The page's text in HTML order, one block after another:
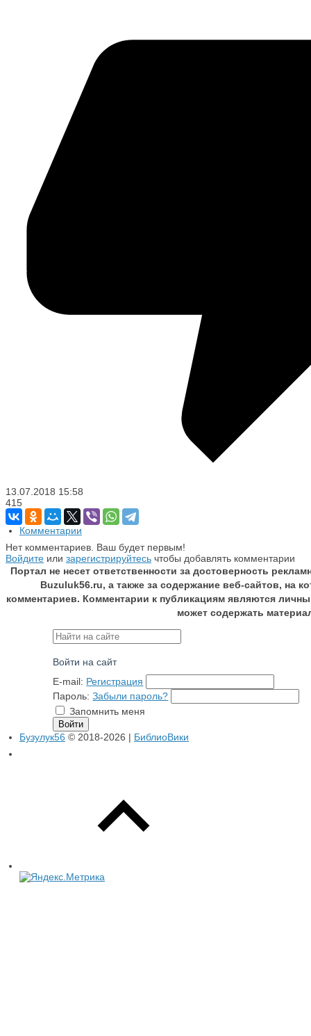
13.07.2018 15:58
415
Комментарии
Нет комментариев. Ваш будет первым!
Войдите или зарегистрируйтесь чтобы добавлять комментарии
Портал не несет ответственности за достоверность
Buzuluk56.ru, а также за содержание веб-сайтов, на
комментариев. Комментарии к публикациям являются
может содержать
Войти на сайт
E-mail: Регистрация
Пароль: Забыли пароль?
Запомнить меня
Бузулук56 © 2018-2026 | БиблиоВики